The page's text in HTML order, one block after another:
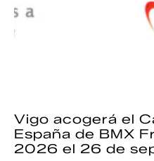
Vigo acogerá el
España de BMX
2026 el 26 de